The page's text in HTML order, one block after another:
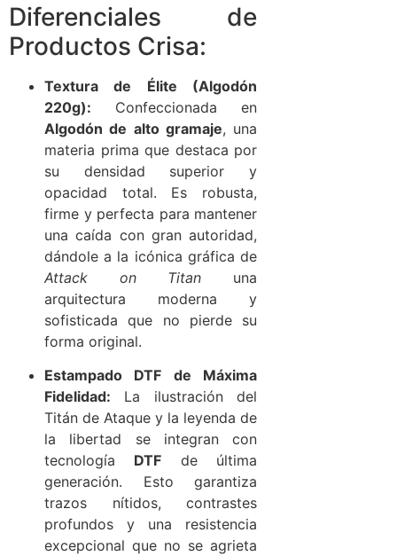
Diferenciales de
Productos Crisa:
Textura de Élite (Algodón
220g): Confeccionada en
Algodón de alto gramaje, una
materia prima que destaca por
su densidad superior y
opacidad total. Es robusta,
firme y perfecta para mantener
una caída con gran autoridad,
dándole a la icónica gráfica de
Attack on Titan una
arquitectura moderna y
sofisticada que no pierde su
forma original.
Estampado DTF de Máxima
Fidelidad: La ilustración del
Titán de Ataque y la leyenda de
la libertad se integran con
tecnología DTF de última
generación. Esto garantiza
trazos nítidos, contrastes
profundos y una resistencia
excepcional que no se agrieta